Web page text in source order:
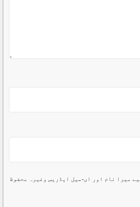
میرا نام اور ای-میل ایڈریس وغیرہ محفوظ